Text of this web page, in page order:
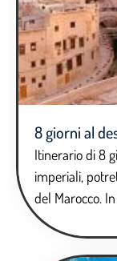
8 giorni al
Itinerario di 8
imperiali,
del Marocco.